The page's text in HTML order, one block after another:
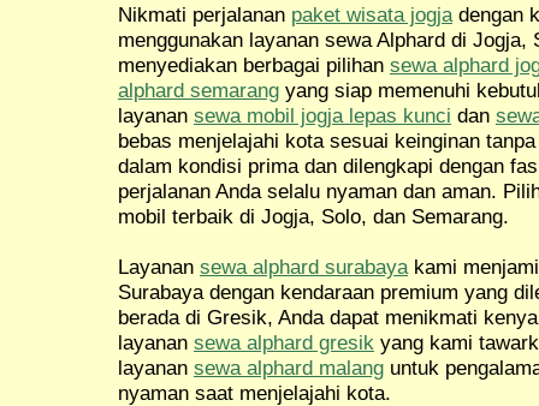
Nikmati perjalanan paket wisata jogja dengan
menggunakan layanan sewa Alphard di Jogja,
menyediakan berbagai pilihan sewa alphard
alphard semarang yang siap memenuhi
layanan sewa mobil jogja lepas kunci dan
bebas menjelajahi kota sesuai keinginan
dalam kondisi prima dan dilengkapi dengan
perjalanan Anda selalu nyaman dan aman.
mobil terbaik di Jogja, Solo, dan Semarang.
Layanan sewa alphard surabaya kami
Surabaya dengan kendaraan premium yang
berada di Gresik, Anda dapat menikmati
layanan sewa alphard gresik yang kami
layanan sewa alphard malang untuk
nyaman saat menjelajahi kota.